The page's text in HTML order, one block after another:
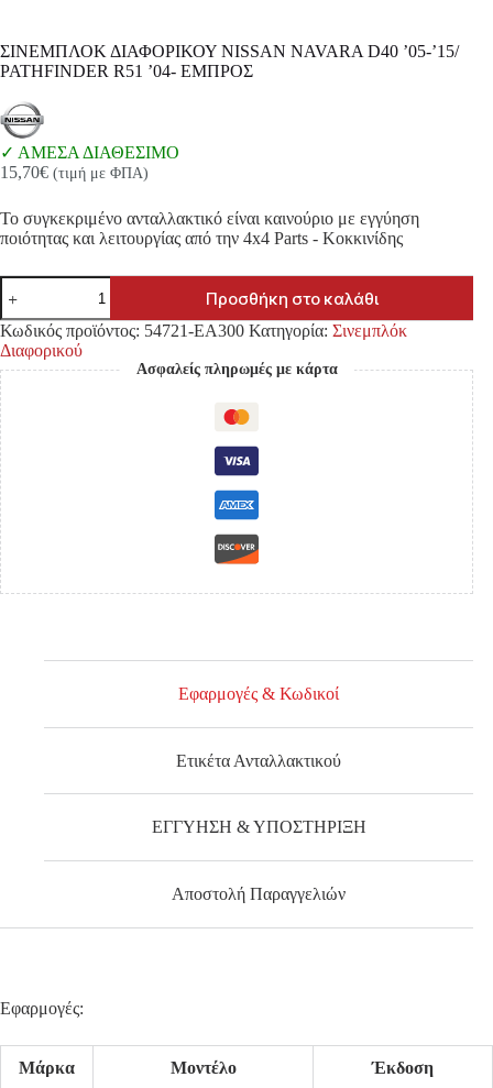
ΣΙΝΕΜΠΛΟΚ ΔΙΑΦΟΡΙΚΟΥ NISSAN NAVARA D40 ’05-’15/
PATHFINDER R51 ’04- ΕΜΠΡΟΣ
ΑΜΕΣΑ ΔΙΑΘΕΣΙΜΟ
15,70€ (τιμή με ΦΠΑ)
Το συγκεκριμένο ανταλλακτικό είναι καινούριο με εγγύηση
ποιότητας και λειτουργίας από την 4x4 Parts - Κοκκινίδης
ΣΙΝΕΜΠΛΟΚ
ΔΙΑΦΟΡΙΚΟΥ
NISSAN
NAVARA
D40
'05-
'15/
PATHFINDER
R51
'04-
ΕΜΠΡΟΣ
ποσότητα
Προσθήκη στο καλάθι
Κωδικός προϊόντος: 54721-EA300 Κατηγορία: Σινεμπλόκ
Διαφορικού
Ασφαλείς πληρωμές με κάρτα
Εφαρμογές & Κωδικοί
Ετικέτα Ανταλλακτικού
ΕΓΓΥΗΣΗ & ΥΠΟΣΤΗΡΙΞΗ
Αποστολή Παραγγελιών
Εφαρμογές:
Μάρκα Μοντέλο Έκδοση